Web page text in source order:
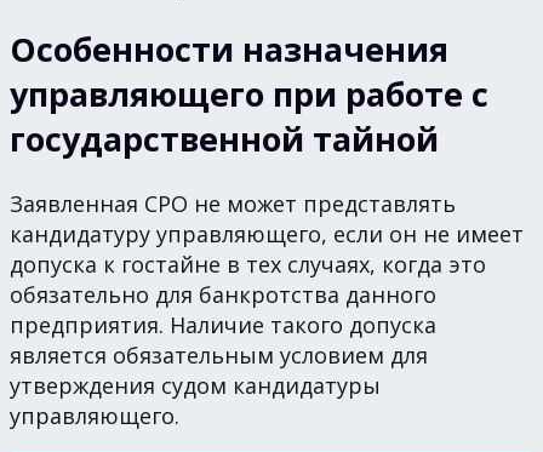
Особенности назначения
управляющего при работе с
государственной тайной
Заявленная СРО не может представлять
кандидатуру управляющего, если он не имеет
допуска к гостайне в тех случаях, когда это
обязательно для банкротства данного
предприятия. Наличие такого допуска
является обязательным условием для
утверждения судом кандидатуры
управляющего.